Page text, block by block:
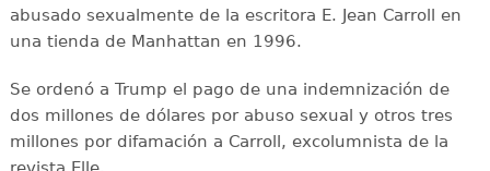
abusado sexualmente de la escritora E. Jean Carroll en
una tienda de Manhattan en 1996.
Se ordenó a Trump el pago de una indemnización de
dos millones de dólares por abuso sexual y otros tres
millones por difamación a Carroll, excolumnista de la